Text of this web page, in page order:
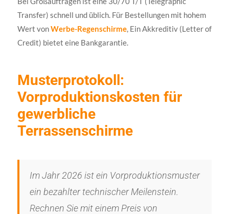
Transfer) schnell und üblich. Für Bestellungen mit hohem
Wert vonWerbe-Regenschirme, Ein Akkreditiv (Letter of
Credit) bietet eine Bankgarantie.
Musterprotokoll:
Vorproduktionskosten für
gewerbliche
Terrassenschirme
Im Jahr 2026 ist ein Vorproduktionsmuster
ein bezahlter technischer Meilenstein.
Rechnen Sie mit einem Preis von